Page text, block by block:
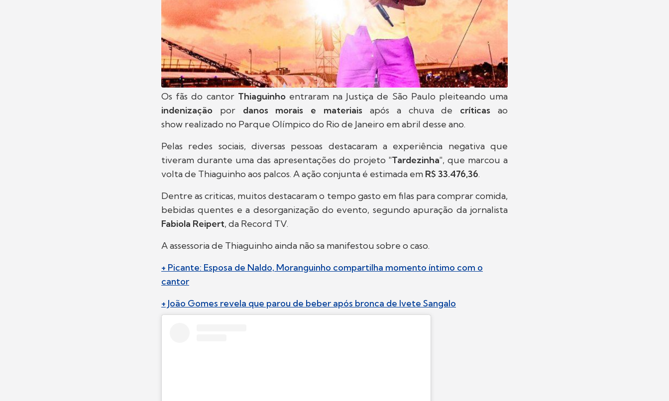
Os fãs do cantor Thiaguinhoentraram na Justiça de São Paulo pleiteando uma
indenização por danos morais e materiais após a chuva de críticasao
show realizado no Parque Olímpico do Rio de Janeiro em abril desse ano.
Pelas redes sociais, diversas pessoas destacaram a experiência negativa que
tiveram durante uma das apresentações do projeto "Tardezinha", que marcou a
volta de Thiaguinho aos palcos. A ação conjunta é estimada em R$ 33.476,36.
Dentre as criticas, muitos destacaram o tempo gasto em filas para comprar comida,
bebidas quentes e a desorganização do evento, segundo apuração da jornalista
Fabiola Reipert, da Record TV.
A assessoria de Thiaguinho ainda não sa manifestou sobre o caso.
+ Picante: Esposa de Naldo, Moranguinho compartilha momento íntimo com o
cantor
+ João Gomes revela que parou de beber após bronca de Ivete Sangalo